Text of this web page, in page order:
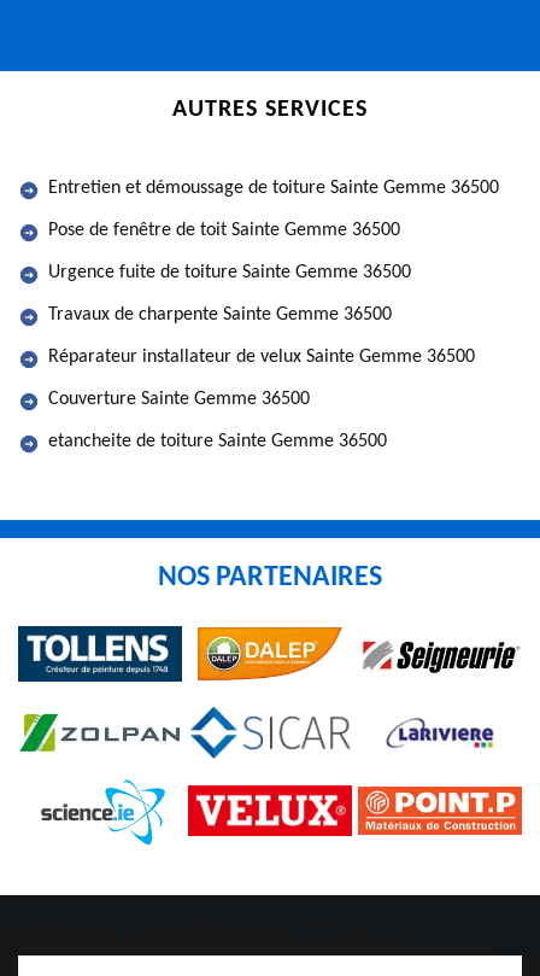
AUTRES SERVICES
Entretien et démoussage de toiture Sainte Gemme 36500
Pose de fenêtre de toit Sainte Gemme 36500
Urgence fuite de toiture Sainte Gemme 36500
Travaux de charpente Sainte Gemme 36500
Réparateur installateur de velux Sainte Gemme 36500
Couverture Sainte Gemme 36500
etancheite de toiture Sainte Gemme 36500
NOS PARTENAIRES